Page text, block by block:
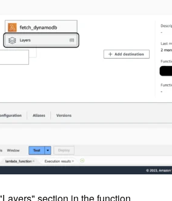
section in the function